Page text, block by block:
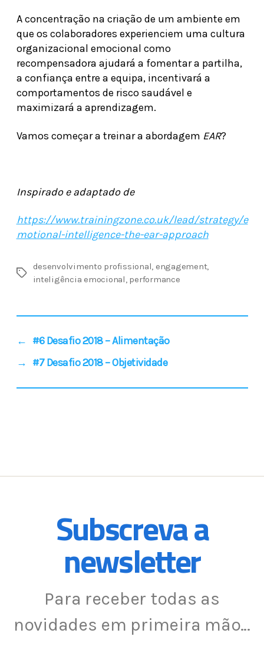
A concentração na criação de um ambiente em
que os colaboradores experienciem uma cultura
organizacional emocional como
recompensadora ajudará a fomentar a partilha,
a confiança entre a equipa, incentivará a
comportamentos de risco saudável e
maximizará a aprendizagem.
Vamos começar a treinar a abordagem EAR?
Inspirado e adaptado de
https://www.trainingzone.co.uk/lead/strategy/e
motional-intelligence-the-ear-approach
desenvolvimento profissional, engagement,
inteligência emocional, performance
← #6 Desafio 2018 – Alimentação
→ #7 Desafio 2018 – Objetividade
Subscreva a
newsletter
Para receber todas as
novidades em primeira mão…